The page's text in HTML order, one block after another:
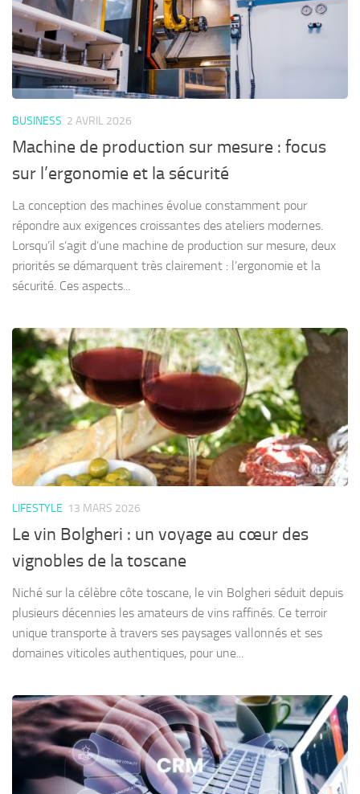
BUSINESS 2 AVRIL 2026
Machine de production sur mesure : focus
sur l’ergonomie et la sécurité
La conception des machines évolue constamment pour
répondre aux exigences croissantes des ateliers modernes.
Lorsqu’il s’agit d’une machine de production sur mesure, deux
priorités se démarquent très clairement : l’ergonomie et la
sécurité. Ces aspects...
LIFESTYLE 13 MARS 2026
Le vin Bolgheri : un voyage au cœur des
vignobles de la toscane
Niché sur la célèbre côte toscane, le vin Bolgheri séduit depuis
plusieurs décennies les amateurs de vins raffinés. Ce terroir
unique transporte à travers ses paysages vallonnés et ses
domaines viticoles authentiques, pour une...